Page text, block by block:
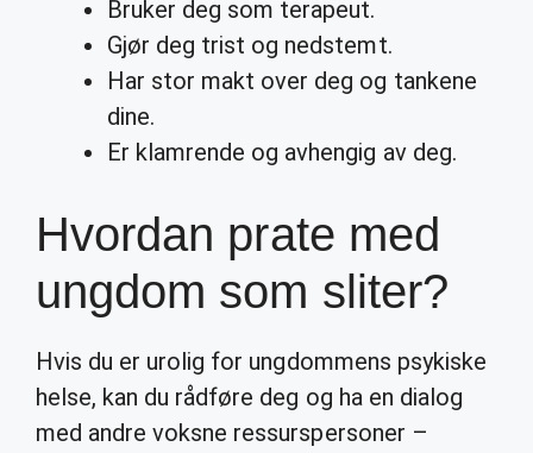
Bruker deg som terapeut.
Gjør deg trist og nedstemt.
Har stor makt over deg og tankene
dine.
Er klamrende og avhengig av deg.
Hvordan prate med
ungdom som sliter?
Hvis du er urolig for ungdommens psykiske
helse, kan du rådføre deg og ha en dialog
med andre voksne ressurspersoner –